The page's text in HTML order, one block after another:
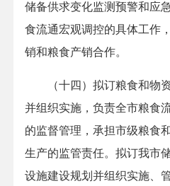
储备供求变化监测预警和应
食流通宏观调控的具体工作
销和粮食产销合作。
（十四）拟订粮食和物资
并组织实施，负责全市粮食
的监督管理，承担市级粮食
生产的监管责任。拟订我市
设施建设规划并组织实施、